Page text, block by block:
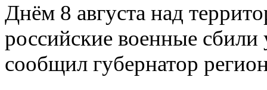
Днём 8 августа над
российские военные
сообщил губернатор